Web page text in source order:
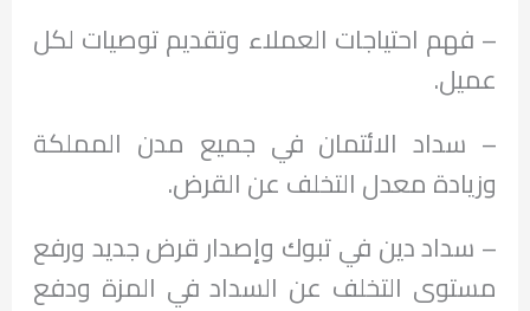
– فهم احتياجات العملاء وتقديم توصيات لكل
عميل.
– سداد الائتمان في جميع مدن المملكة
وزيادة معدل التخلف عن القرض.
– سداد دين في تبوك وإصدار قرض جديد ورفع
مستوى التخلف عن السداد في المزة ودفع